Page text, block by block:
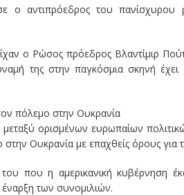
ο αντιπρόεδρος του πανίσχυρου
ο Ρώσος πρόεδρος Βλαντίμιρ
της στην παγκόσμια σκηνή έχει
πόλεμο στην Ουκρανία
ορισμένων ευρωπαίων
Ουκρανία με επαχθείς όρους για
που η αμερικανική κυβέρνηση
των συνομιλιών.